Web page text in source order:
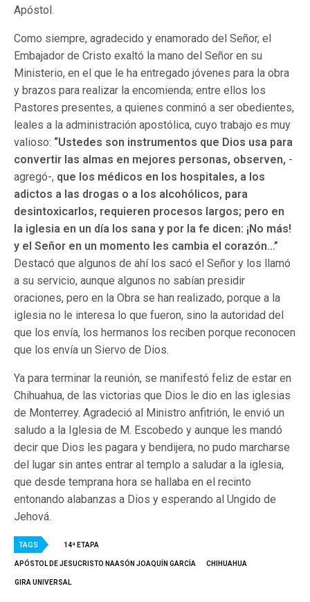
Apóstol.
Como siempre, agradecido y enamorado del Señor, el
Embajador de Cristo exaltó la mano del Señor en su
Ministerio, en el que le ha entregado jóvenes para la obra
y brazos para realizar la encomienda; entre ellos los
Pastores presentes, a quienes conminó a ser obedientes,
leales a la administración apostólica, cuyo trabajo es muy
valioso: “Ustedes son instrumentos que Dios usa para
convertir las almas en mejores personas, observen, -
agregó-, que los médicos en los hospitales, a los
adictos a las drogas o a los alcohólicos, para
desintoxicarlos, requieren procesos largos; pero en
la iglesia en un día los sana y por la fe dicen: ¡No más!
y el Señor en un momento les cambia el corazón…”
Destacó que algunos de ahí los sacó el Señor y los llamó
a su servicio, aunque algunos no sabían presidir
oraciones, pero en la Obra se han realizado, porque a la
iglesia no le interesa lo que fueron, sino la autoridad del
que los envía, los hermanos los reciben porque reconocen
que los envía un Siervo de Dios.
Ya para terminar la reunión, se manifestó feliz de estar en
Chihuahua, de las victorias que Dios le dio en las iglesias
de Monterrey. Agradeció al Ministro anfitrión, le envió un
saludo a la Iglesia de M. Escobedo y aunque les mandó
decir que Dios les pagara y bendijera, no pudo marcharse
del lugar sin antes entrar al templo a saludar a la iglesia,
que desde temprana hora se hallaba en el recinto
entonando alabanzas a Dios y esperando al Ungido de
Jehová.
TAGS 14ª ETAPA
APÓSTOL DE JESUCRISTO NAASÓN JOAQUÍN GARCÍA CHIHUAHUA
GIRA UNIVERSAL